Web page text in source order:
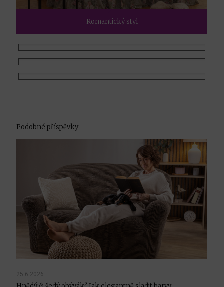
Romantický styl
Podobné příspěvky
25.6.2026